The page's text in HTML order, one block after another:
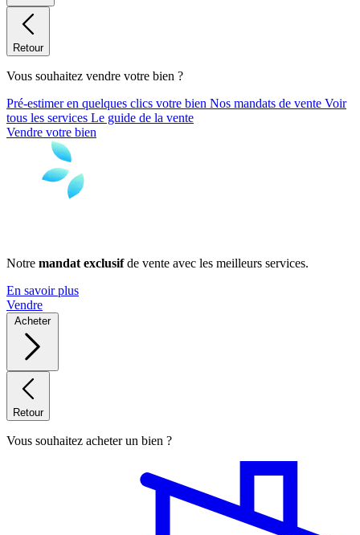
Retour
Vous souhaitez vendre votre bien ?
Pré-estimer en quelques clics votre bien Nos mandats de vente Voir
tous les services Le guide de la vente
Vendre votre bien
Notre mandat exclusifde vente avec les meilleurs services.
En savoir plus
Vendre
Acheter
Retour
Vous souhaitez acheter un bien ?